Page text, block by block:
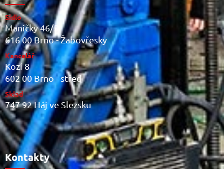
Sídlo
Maničky 46/5
616 00 Brno - Žabovřesky
Kancelář
Kozí 8
602 00 Brno - střed
Sklad
747 92 Háj ve Slezsku
Kontakty